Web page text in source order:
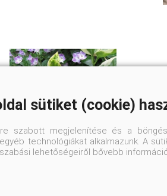
sütiket (cookie)
szabott megjelenítése és a
technológiákat alkalmazunk. A
lehetőségeiről bővebb